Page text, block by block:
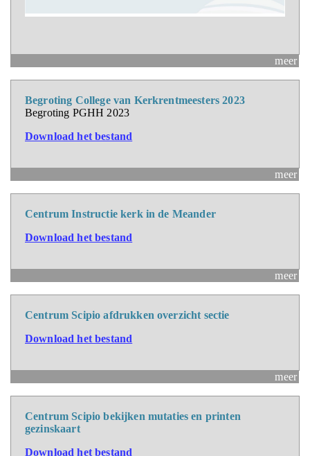
meer
Begroting College van Kerkrentmeesters 2023
Begroting PGHH 2023
Download het bestand
meer
Centrum Instructie kerk in de Meander
Download het bestand
meer
Centrum Scipio afdrukken overzicht sectie
Download het bestand
meer
Centrum Scipio bekijken mutaties en printen
gezinskaart
Download het bestand